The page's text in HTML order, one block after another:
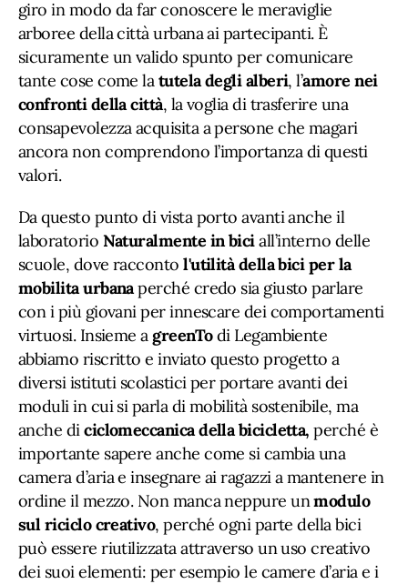
giro in modo da far conoscere le meraviglie
arboree della città urbana ai partecipanti. È
sicuramente un valido spunto per comunicare
tante cose come latutela degli alberi, l’amore nei
confronti della città, la voglia di trasferire una
consapevolezza acquisita a persone che magari
ancora non comprendono l’importanza di questi
valori.
Da questo punto di vista porto avanti anche il
laboratorio Naturalmente in biciall’interno delle
scuole, dove raccontol'utilità della bici per la
mobilita urbanaperché credo sia giusto parlare
con i più giovani per innescare dei comportamenti
virtuosi. Insieme agreenTodi Legambiente
abbiamo riscritto e inviato questo progetto a
diversi istituti scolastici per portare avanti dei
moduli in cui si parla di mobilità sostenibile, ma
anche diciclomeccanica della bicicletta,perché è
importante sapere anche come si cambia una
camera d’aria e insegnare ai ragazzi a mantenere in
ordine il mezzo. Non manca neppure unmodulo
sul riciclo creativo, perché ogni parte della bici
può essere riutilizzata attraverso un uso creativo
dei suoi elementi: per esempio le camere d’aria e i